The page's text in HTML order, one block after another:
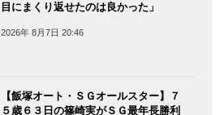
目にまくり返せたのは良かった」
2026年 8月7日 20:46
【飯塚オート・ＳＧオールスター】７
５歳６３日の篠崎実がＳＧ最年長勝利